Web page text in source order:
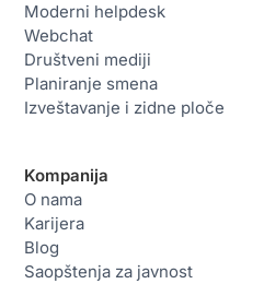
Moderni helpdesk
Webchat
Društveni mediji
Planiranje smena
Izveštavanje i zidne ploče
Kompanija
O nama
Karijera
Blog
Saopštenja za javnost